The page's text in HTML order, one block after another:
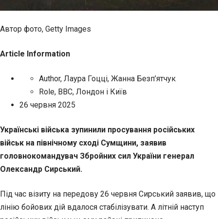
Автор фото, Getty Images
Article Information
Author, Лаура Гоцці, Жанна Безп’ятчук
Role, BBC, Лондон і Київ
26 червня 2025
Українські війська зупинили просування російських
військ на північному сході Сумщини, заявив
головнокомандувач Збройних сил України генерал
Олександр Сирський.
Під час візиту на передову 26 червня Сирський заявив, що
лінію бойових дій вдалося стабілізувати. А літній наступ